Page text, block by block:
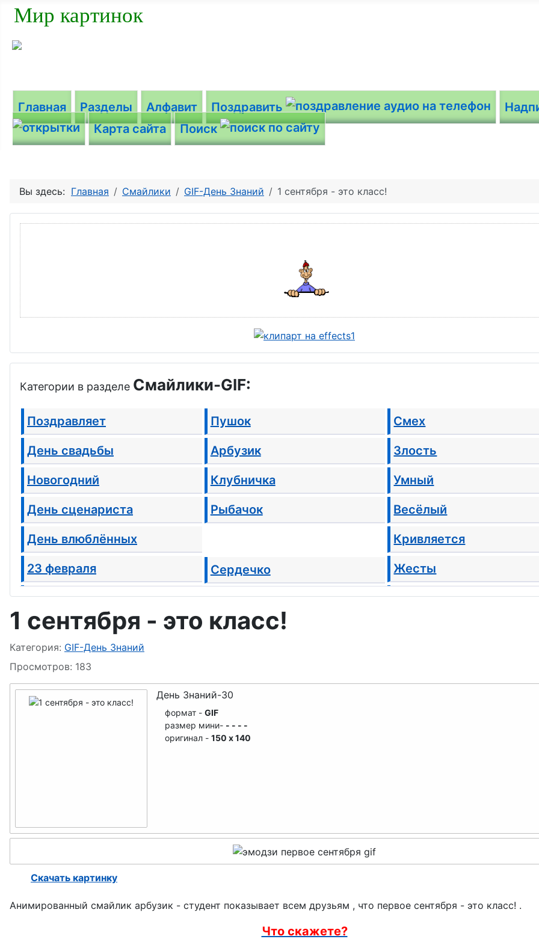
Мир картинок
Главная Разделы Алфавит Поздравить
Карта сайта
Поиск
Вы здесь: Главная Смайлики GIF-День Знаний 1 сентября - это класс!
Категории в разделе Смайлики-GIF:
Поздравляет
День свадьбы
Новогодний
День сценариста
День влюблённых
23 февраля
8 марта
1 апреля - День смеха
1 Мая
День Победы
День ВДВ
День Знаний
Пушок
Арбузик
Клубничка
Рыбачок
Сердечко
Свадьба
Смех
Злость
Умный
Весёлый
Кривляется
Жесты
Грусть
Призраки
1 сентября - это класс!
Информация о материале
Категория: GIF-День Знаний
Просмотров: 183
День Знаний-30
формат - GIF
размер мини- - - - -
оригинал - 150 x 140
Скачать картинку
Анимированный смайлик арбузик - студент показывает всем друзьям , что первое сентября - это класс! .
Что скажете?